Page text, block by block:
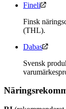
Fineli
Finsk
(THL).
Dabas
Svensk